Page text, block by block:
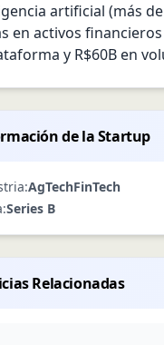
artificial (más
en activos
y R$60B en
de la Startup
AgTechFinTech
Series B
Relacionadas